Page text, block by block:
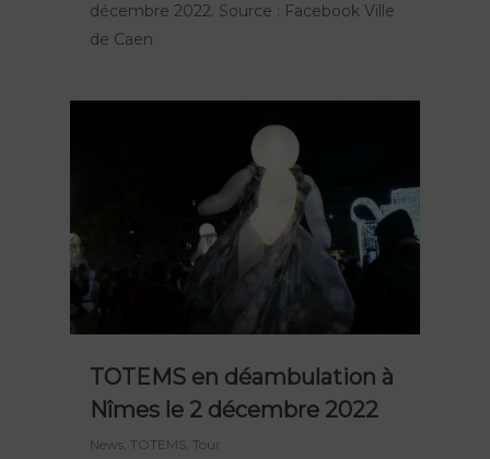
décembre 2022. Source : Facebook Ville
de Caen
TOTEMS en déambulation à
Nîmes le 2 décembre 2022
News TOTEMS Tour